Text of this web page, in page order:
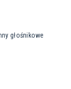
głośnikowe